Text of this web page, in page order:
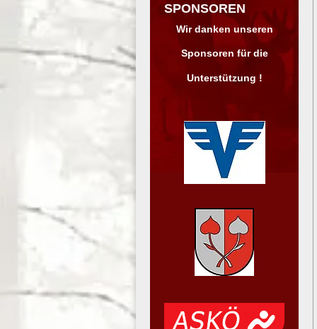
SPONSOREN
Wir danken unseren
Sponsoren für die
Unterstützung !